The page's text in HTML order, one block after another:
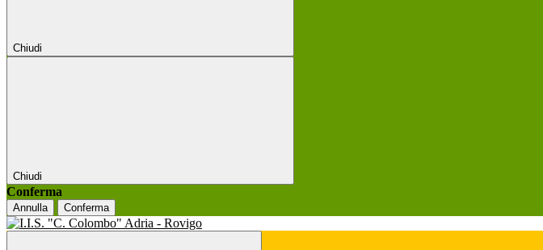
Chiudi
Chiudi
Conferma
Annulla Conferma